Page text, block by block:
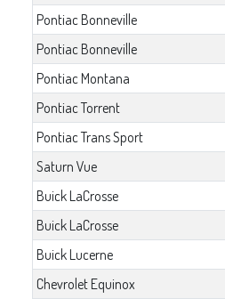
Pontiac Bonneville
Pontiac Bonneville
Pontiac Montana
Pontiac Torrent
Pontiac Trans Sport
Saturn Vue
Buick LaCrosse
Buick LaCrosse
Buick Lucerne
Chevrolet Equinox